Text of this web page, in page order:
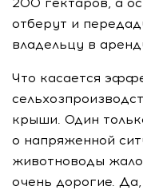
отберут и
владельцу в
Что касается
крыши. Один
о напряженной
животноводы
очень дорогие.